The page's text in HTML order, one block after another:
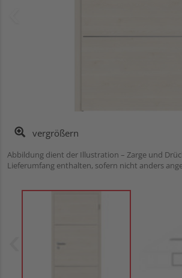
vergrößern
Abbildung dient der Illustration – Zarge und
Lieferumfang enthalten, sofern nicht anders